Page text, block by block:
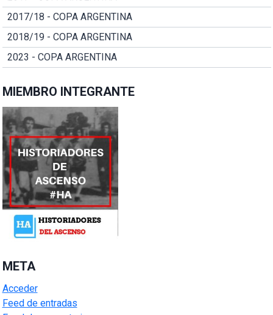
2017/18 - COPA ARGENTINA
2018/19 - COPA ARGENTINA
2023 - COPA ARGENTINA
MIEMBRO INTEGRANTE
META
Acceder
Feed de entradas